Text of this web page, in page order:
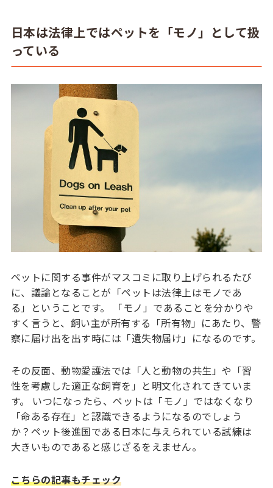
日本は法律上ではペットを「モノ」として扱
っている
ペットに関する事件がマスコミに取り上げられるたび
に、議論となることが「ペットは法律上はモノであ
る」ということです。 「モノ」であることを分かりや
すく言うと、飼い主が所有する「所有物」にあたり、警
察に届け出を出す時には「遺失物届け」になるのです。
その反面、動物愛護法では「人と動物の共生」や「習
性を考慮した適正な飼育を」と明文化されてきていま
す。 いつになったら、ペットは「モノ」ではなくなり
「命ある存在」と認識できるようになるのでしょう
か？ペット後進国である日本に与えられている試練は
大きいものであると感じざるをえません。
こちらの記事もチェック